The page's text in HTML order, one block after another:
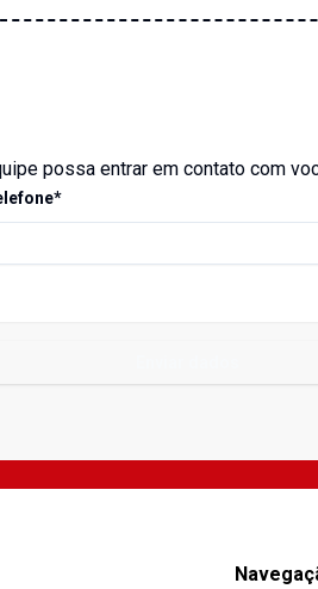
possa entrar em contato com